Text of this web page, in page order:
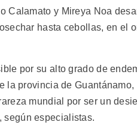
Calamato y Mireya Noa
hasta cebollas, en el
por su alto grado de
la provincia de
mundial por ser un
según especialistas.